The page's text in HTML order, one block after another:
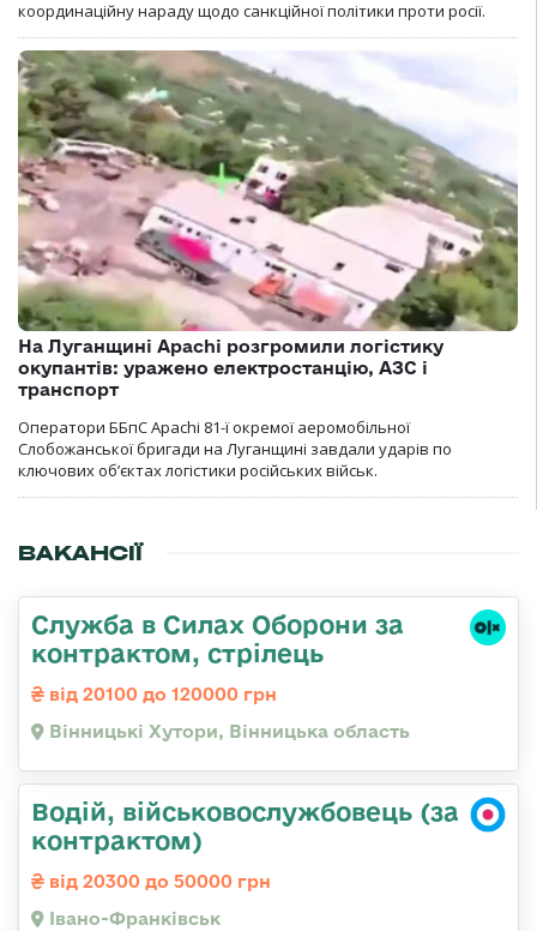
координаційну нараду щодо санкційної політики проти росії.
На Луганщині Apachi розгромили логістику
окупантів: уражено електростанцію, АЗС і
транспорт
Оператори ББпС Apachi 81-ї окремої аеромобільної
Слобожанської бригади на Луганщині завдали ударів по
ключових об’єктах логістики російських військ.
ВАКАНСІЇ
Служба в Силах Оборони за
контрактом, стрілець
від 20100 до 120000 грн
Вінницькі Хутори, Вінницька область
Водій, військовослужбовець (за
контрактом)
від 20300 до 50000 грн
Івано-Франківськ